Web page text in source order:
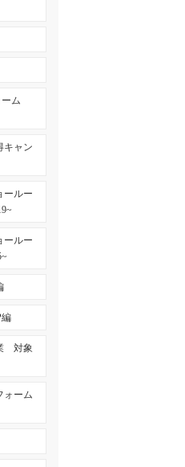
ーム
キャン
ールー
ールー
編
対象
ォーム